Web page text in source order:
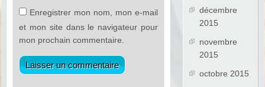
Enregistrer mon nom, mon e-mail
et mon site dans le navigateur pour
mon prochain commentaire.
décembre
2015
novembre
2015
octobre 2015